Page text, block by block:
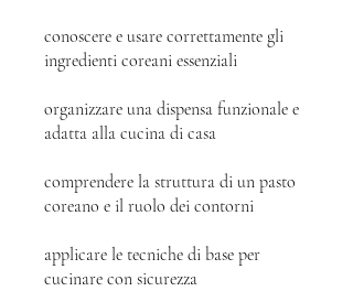
conoscere e usare correttamente gli
ingredienti coreani essenziali
organizzare una dispensa funzionale e
adatta alla cucina di casa
comprendere la struttura di un pasto
coreano e il ruolo dei contorni
applicare le tecniche di base per
cucinare con sicurezza